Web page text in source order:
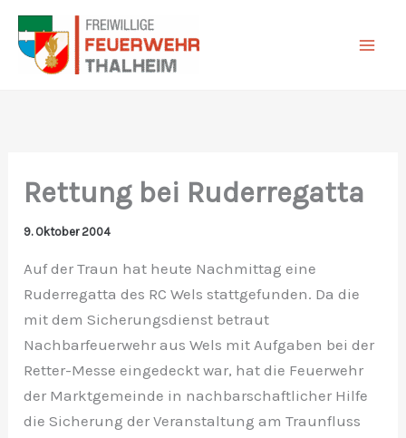
Zum
Inhalt
springen
Rettung bei Ruderregatta
9. Oktober 2004
Auf der Traun hat heute Nachmittag eine
Ruderregatta des RC Wels stattgefunden. Da die
mit dem Sicherungsdienst betraut
Nachbarfeuerwehr aus Wels mit Aufgaben bei der
Retter-Messe eingedeckt war, hat die Feuerwehr
der Marktgemeinde in nachbarschaftlicher Hilfe
die Sicherung der Veranstaltung am Traunfluss